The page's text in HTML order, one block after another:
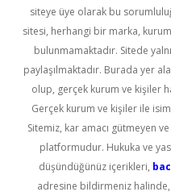
siteye üye olarak bu
sitesi, herhangi bir marka,
bulunmamaktadır. Sitede
paylaşılmaktadır. Burada yer
olup, gerçek kurum ve kişiler
Gerçek kurum ve kişiler ile
Sitemiz, kar amacı gütmeyen
platformudur. Hukuka ve
düşündüğünüz içerikleri,
adresine bildirmeniz